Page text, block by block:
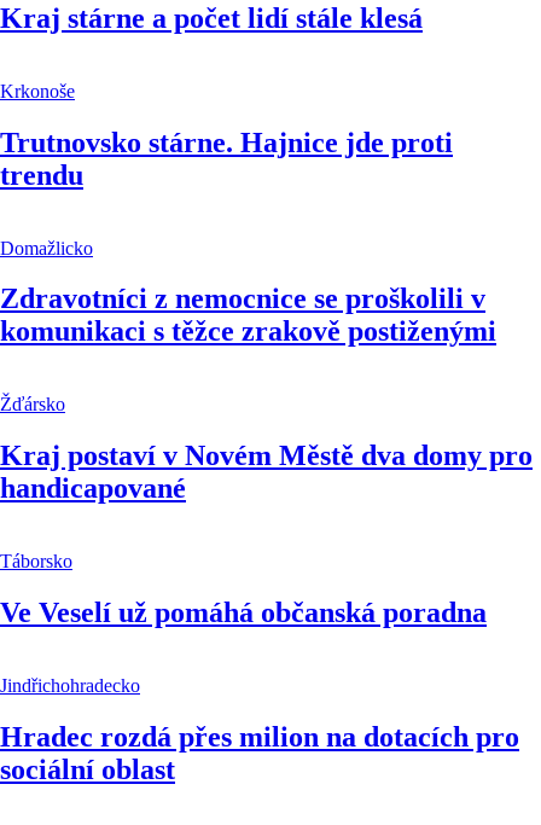
Kraj stárne a počet lidí stále klesá
Krkonoše
Trutnovsko stárne. Hajnice jde proti
trendu
Domažlicko
Zdravotníci z nemocnice se proškolili v
komunikaci s těžce zrakově postiženými
Žďársko
Kraj postaví v Novém Městě dva domy pro
handicapované
Táborsko
Ve Veselí už pomáhá občanská poradna
Jindřichohradecko
Hradec rozdá přes milion na dotacích pro
sociální oblast